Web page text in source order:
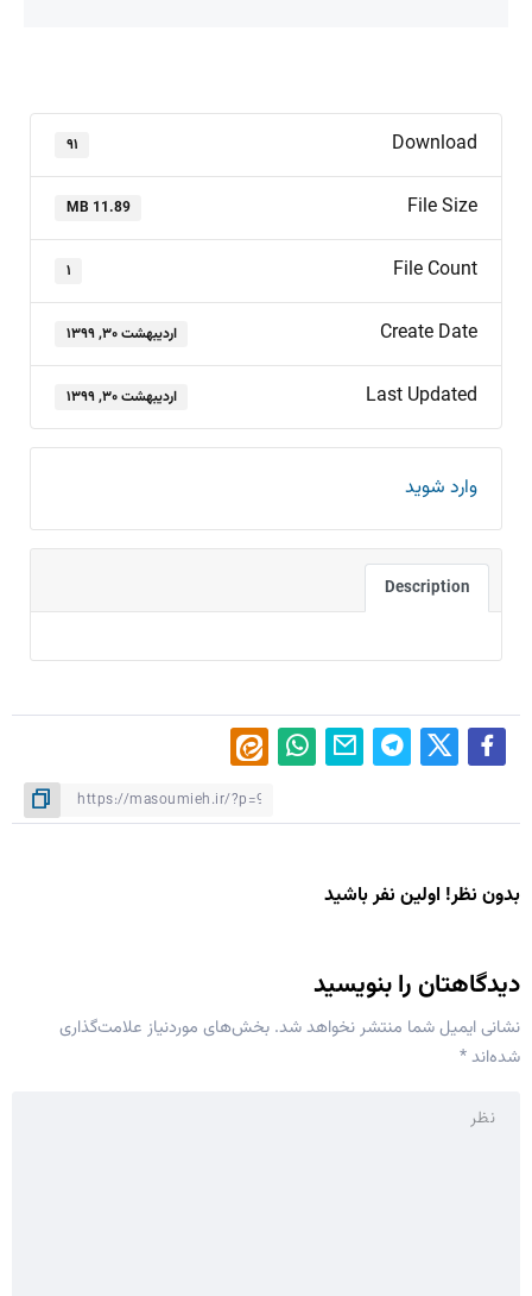
Download ۹۱
File Size
11.89 MB
File Count ۱
Create Date اردیبهشت ۳۰, ۱۳۹۹
Last Updated اردیبهشت ۳۰, ۱۳۹۹
وارد شوید
Description
بدون نظر! اولین نفر باشید
دیدگاهتان را بنویسید
نشانی ایمیل شما منتشر نخواهد شد. بخش‌های موردنیاز علامت‌گذاری
شده‌اند*